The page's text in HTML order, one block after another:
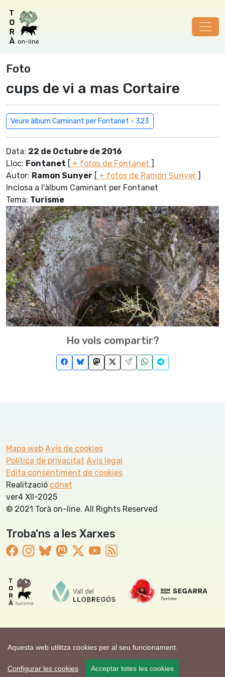
Aquesta web utilitza cookies per al seu funcionament.
Configurar les cookies Acceptar totes les cookies
Foto
cups de vi a mas Cortaire
Veure àlbum Caminant per Fontanet - 323
Data: 22 de Octubre de 2016
Lloc: Fontanet [ + fotos de Fontanet ]
Autor: Ramon Sunyer [ + fotos de Ramon Sunyer ]
Inclosa a l'àlbum Caminant per Fontanet
Tema: Turisme
Ho vols compartir?
Mapa web Avís de cookies
Política de privacitat Avís legal
Edita consentiment de cookies
Realització cdnet
ver4 XII-2025
© 2021 Torà on-line. All Rights Reserved
Troba'ns a les Xarxes